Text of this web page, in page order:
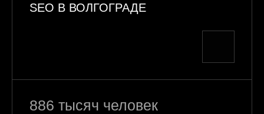
SEO В ВОЛГОГРАДЕ
886 тысяч человек